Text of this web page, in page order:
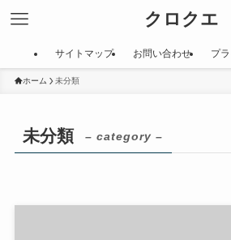
クロクエ
サイトマップ お問い合わせ プ
ホーム 未分類
未分類 – category –